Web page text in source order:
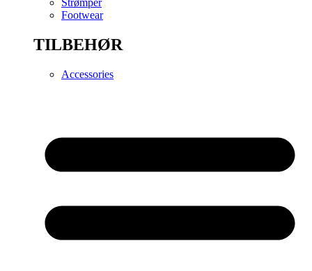
Strømper
Footwear
TILBEHØR
Accessories